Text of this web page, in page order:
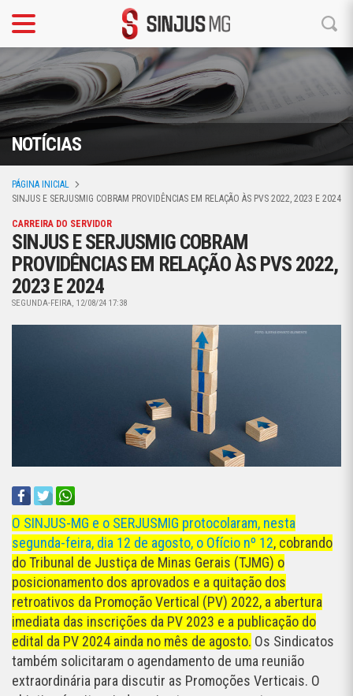
NOTÍCIAS
PÁGINA INICIAL
SINJUS E SERJUSMIG COBRAM PROVIDÊNCIAS EM RELAÇÃO ÀS PVS 2022, 2023 E 2024
CARREIRA DO SERVIDOR
SINJUS E SERJUSMIG COBRAM
PROVIDÊNCIAS EM RELAÇÃO ÀS PVS 2022,
2023 E 2024
SEGUNDA-FEIRA, 12/08/24 17:38
O SINJUS-MG e o SERJUSMIG protocolaram, nesta
segunda-feira, dia 12 de agosto, o Ofício nº 12, cobrando
do Tribunal de Justiça de Minas Gerais (TJMG) o
posicionamento dos aprovados e a quitação dos
retroativos da Promoção Vertical (PV) 2022, a abertura
imediata das inscrições da PV 2023 e a publicação do
edital da PV 2024 ainda no mês de agosto. Os Sindicatos
também solicitaram o agendamento de uma reunião
extraordinária para discutir as Promoções Verticais. O